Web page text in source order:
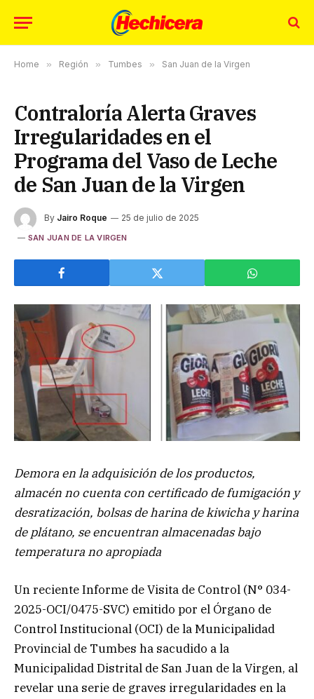
Home » Región » Tumbes » San Juan de la Virgen
Contraloría Alerta Graves
Irregularidades en el
Programa del Vaso de Leche
de San Juan de la Virgen
By Jairo Roque 25 de julio de 2025
SAN JUAN DE LA VIRGEN
Demora en la adquisición de los productos,
almacén no cuenta con certificado de fumigación y
desratización, bolsas de harina de kiwicha y harina
de plátano, se encuentran almacenadas bajo
temperatura no apropiada
Un reciente Informe de Visita de Control (N° 034-
2025-OCI/0475-SVC) emitido por el Órgano de
Control Institucional (OCI) de la Municipalidad
Provincial de Tumbes ha sacudido a la
Municipalidad Distrital de San Juan de la Virgen, al
revelar una serie de graves irregularidades en la